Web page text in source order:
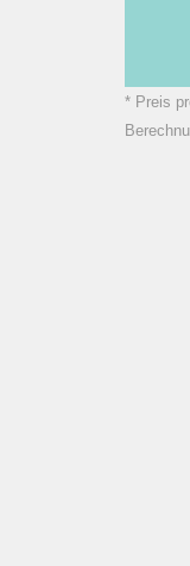
* Preis